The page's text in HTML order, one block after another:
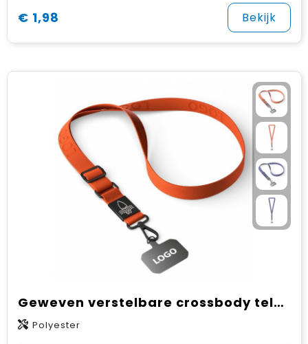
€ 1,98 Bekijk
Geweven verstelbare crossbody telefoonhouder met gegraveerde metalen logoplaat
Polyester